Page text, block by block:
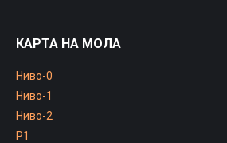
КАРТА НА МОЛА
Ниво-0
Ниво-1
Ниво-2
P1